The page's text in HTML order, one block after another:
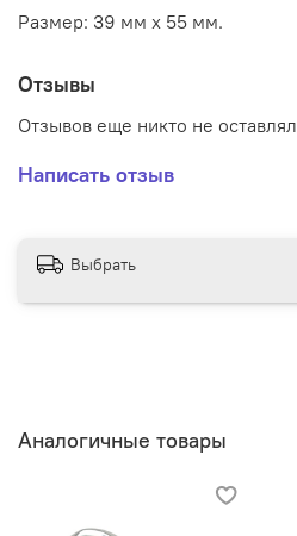
Размер: 39 мм х 55 мм.
Отзывы
Отзывов еще никто не оставлял
Написать отзыв
Выбрать
Аналогичные товары